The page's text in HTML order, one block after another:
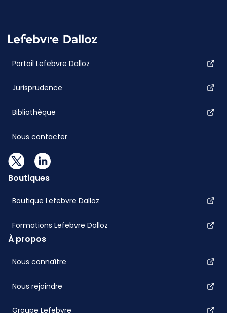
Portail Lefebvre Dalloz
Jurisprudence
Bibliothèque
Nous contacter
Boutiques
Boutique Lefebvre Dalloz
Formations Lefebvre Dalloz
À propos
Nous connaître
Nous rejoindre
Groupe Lefebvre